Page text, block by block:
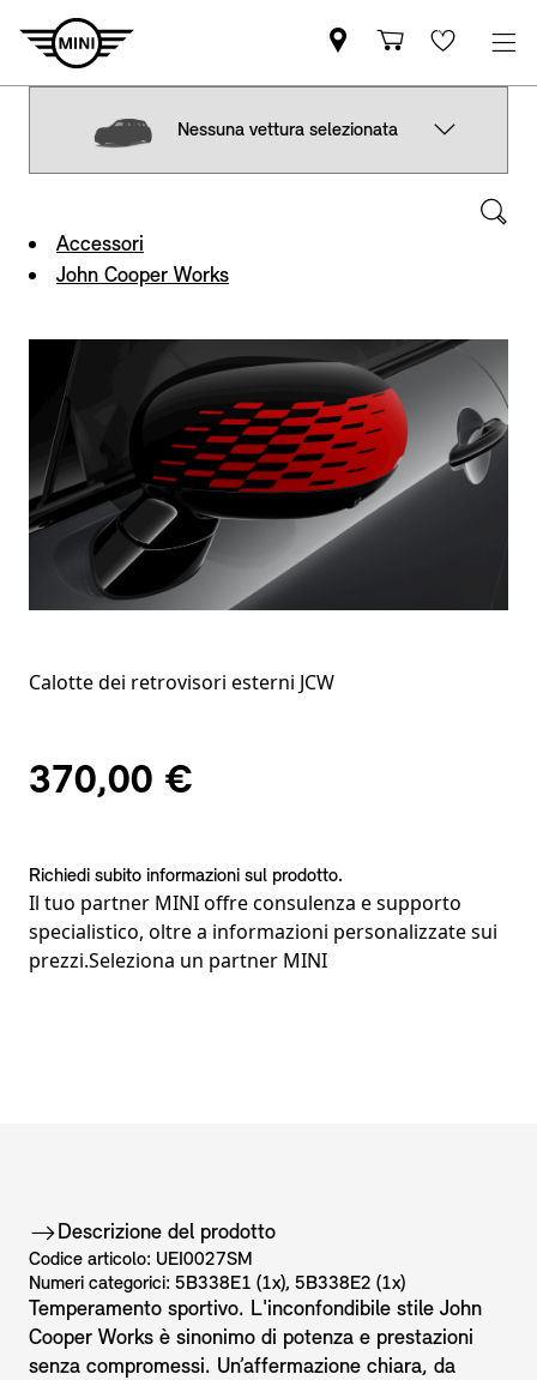
Nessuna vettura selezionata
Accessori
John Cooper Works
Calotte dei retrovisori esterni JCW
370,00 €
Richiedi subito informazioni sul prodotto.
Il tuo partner MINI offre consulenza e supporto
specialistico, oltre a informazioni personalizzate sui
prezzi.Seleziona un partner MINI
Descrizione del prodotto
Codice articolo: UEI0027SM
Numeri categorici: 5B338E1 (1x), 5B338E2 (1x)
Temperamento sportivo. L'inconfondibile stile John
Cooper Works è sinonimo di potenza e prestazioni
senza compromessi. Un’affermazione chiara, da